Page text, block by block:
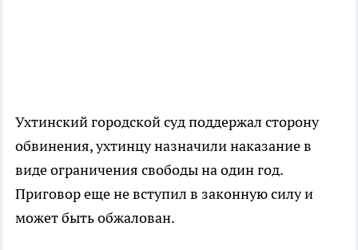
Ухтинский городской суд поддержал сторону
обвинения, ухтинцу назначили наказание в
виде ограничения свободы на один год.
Приговор еще не вступил в законную силу и
может быть обжалован.